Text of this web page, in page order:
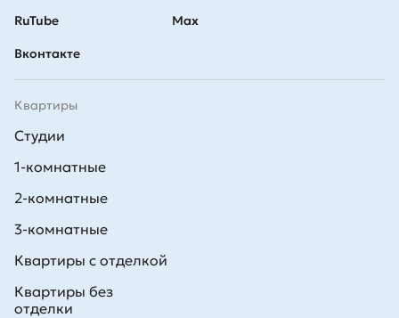
RuTube
Вконтакте
Max
Квартиры
Студии
1-комнатные
2-комнатные
3-комнатные
Квартиры с отделкой
Квартиры без
отделки